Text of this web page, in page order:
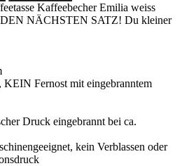
Kaffeebecher Emilia weiss
NÄCHSTEN SATZ! Du kleiner
KEIN Fernost mit eingebranntem
Druck eingebrannt bei ca.
kein Verblassen oder